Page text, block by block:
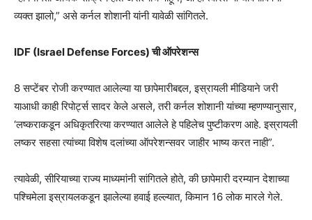
व्यक्त झालो,” असे कर्नल शोशानी यांनी यावेळी सांगितले.
IDF (Israel Defense Forces) ची ऑपरेशन्स
8 सप्टेंबर रोजी करण्यात आलेल्या या छापेमारीबद्दल, इस्रायली मीडियाने जरी
याआधी काही रिपोर्ट्स सादर केले असले, तरी कर्नल शोशानी यांच्या म्हणण्यानुसार,
‘लष्कराकडून अधिकृतरित्या करण्यात आलेले हे पहिलेच पुष्टीकरण आहे. इस्रायली
लष्कर सहसा त्यांच्या विशेष दलांच्या ऑपरेशन्सवर जाहीर भाष्य करत नाही”.
त्यावेळी, सीरियाच्या राज्य माध्यमांनी सांगितले होते, की छापेमारी दरम्यान देशाच्या
पश्चिमेला इस्रायलकडून झालेल्या हवाई हल्ल्यात, किमान 16 लोक मारले गेले.